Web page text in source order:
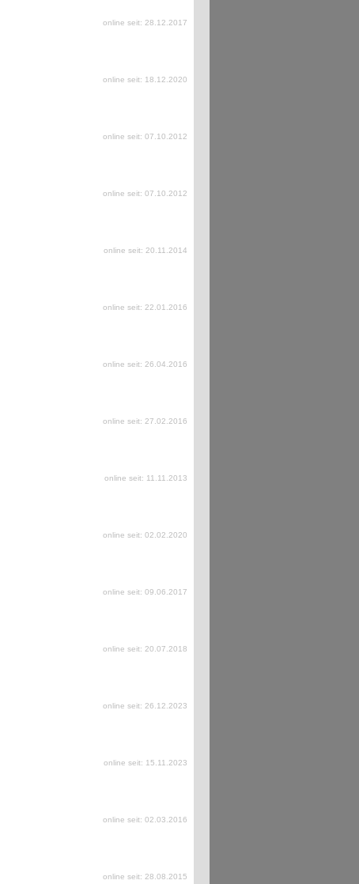
online seit: 28.12.2017
online seit: 18.12.2020
online seit: 07.10.2012
online seit: 07.10.2012
online seit: 20.11.2014
online seit: 22.01.2016
online seit: 26.04.2016
online seit: 27.02.2016
online seit: 11.11.2013
online seit: 02.02.2020
online seit: 09.06.2017
online seit: 20.07.2018
online seit: 26.12.2023
online seit: 15.11.2023
online seit: 02.03.2016
online seit: 28.08.2015